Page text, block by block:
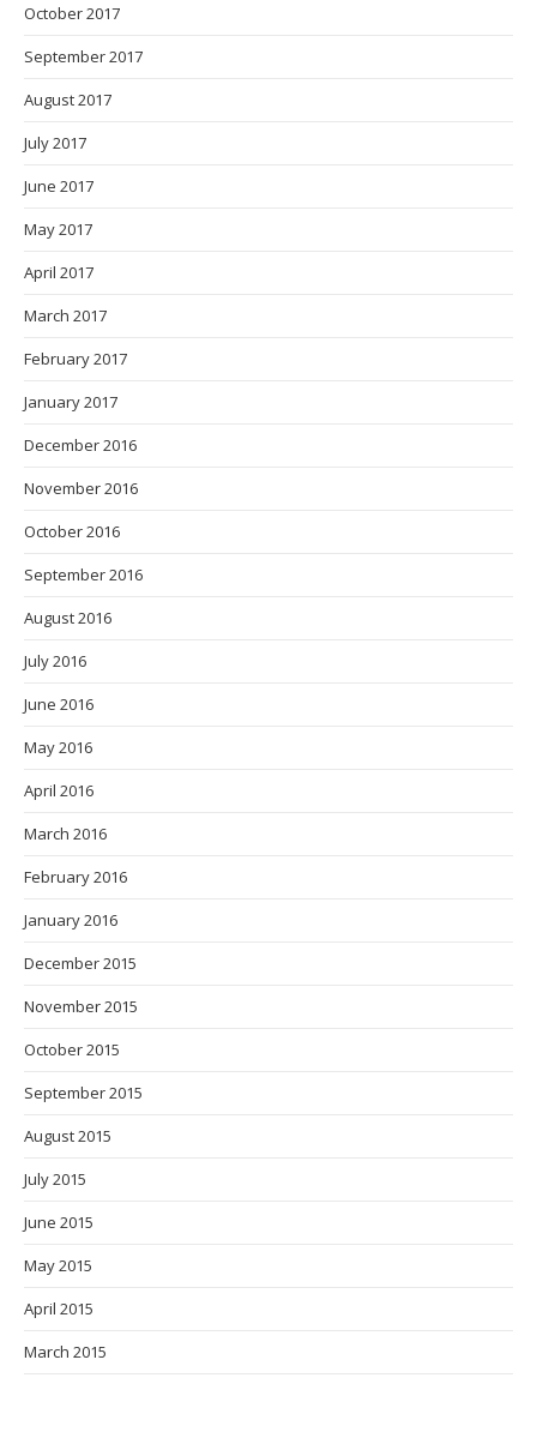
October 2017
September 2017
August 2017
July 2017
June 2017
May 2017
April 2017
March 2017
February 2017
January 2017
December 2016
November 2016
October 2016
September 2016
August 2016
July 2016
June 2016
May 2016
April 2016
March 2016
February 2016
January 2016
December 2015
November 2015
October 2015
September 2015
August 2015
July 2015
June 2015
May 2015
April 2015
March 2015